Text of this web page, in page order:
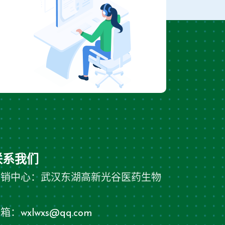
我们
中心：武汉东湖高新光谷医药生物
：wxlwxs@qq.com